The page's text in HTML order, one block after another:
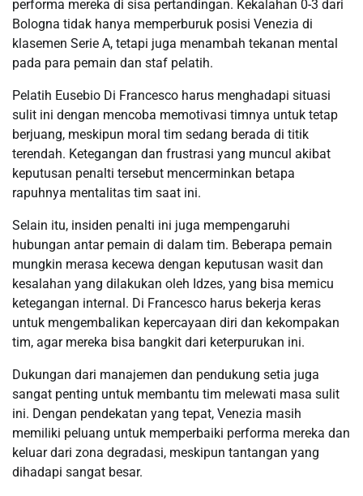
performa mereka di sisa pertandingan. Kekalahan 0-3 dari
Bologna tidak hanya memperburuk posisi Venezia di
klasemen Serie A, tetapi juga menambah tekanan mental
pada para pemain dan staf pelatih.
Pelatih Eusebio Di Francesco harus menghadapi situasi
sulit ini dengan mencoba memotivasi timnya untuk tetap
berjuang, meskipun moral tim sedang berada di titik
terendah. Ketegangan dan frustrasi yang muncul akibat
keputusan penalti tersebut mencerminkan betapa
rapuhnya mentalitas tim saat ini.
Selain itu, insiden penalti ini juga mempengaruhi
hubungan antar pemain di dalam tim. Beberapa pemain
mungkin merasa kecewa dengan keputusan wasit dan
kesalahan yang dilakukan oleh Idzes, yang bisa memicu
ketegangan internal. Di Francesco harus bekerja keras
untuk mengembalikan kepercayaan diri dan kekompakan
tim, agar mereka bisa bangkit dari keterpurukan ini.
Dukungan dari manajemen dan pendukung setia juga
sangat penting untuk membantu tim melewati masa sulit
ini. Dengan pendekatan yang tepat, Venezia masih
memiliki peluang untuk memperbaiki performa mereka dan
keluar dari zona degradasi, meskipun tantangan yang
dihadapi sangat besar.